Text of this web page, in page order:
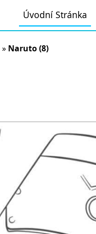
Úvodní Stránka
» Naruto (8)